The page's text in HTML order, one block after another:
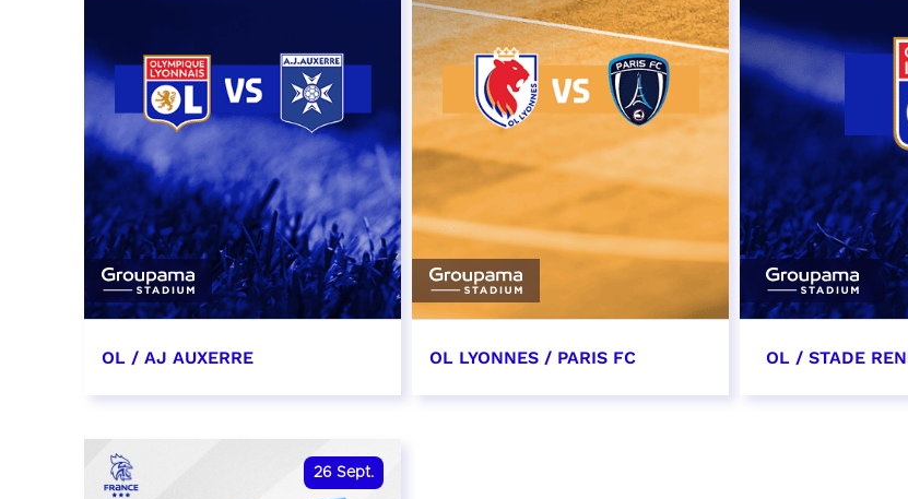
OL / AJ AUXERRE
RÉSERVER
OL LYONNES / PARIS FC OL / STADE
26 Sept.